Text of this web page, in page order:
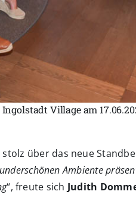
Village am
über das neue
Ambiente
“, freute sich Judith